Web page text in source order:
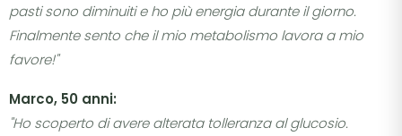
pasti sono diminuiti e ho più energia durante il giorno.
Finalmente sento che il mio metabolismo lavora a mio
favore!"
Marco, 50 anni:
"Ho scoperto di avere alterata tolleranza al glucosio.